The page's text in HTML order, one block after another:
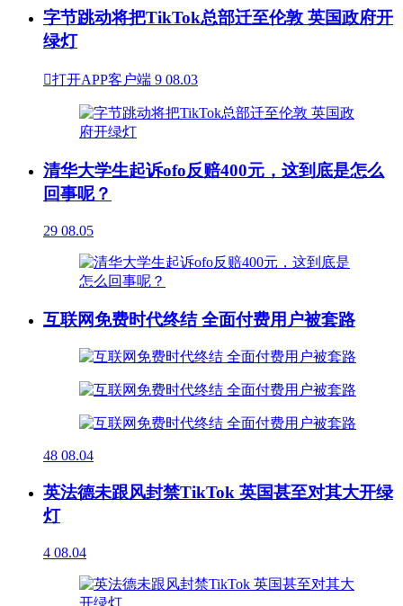
字节跳动将把TikTok总部迁至伦敦 英国政府开
绿灯
打开APP客户端 9 08.03
清华大学生起诉ofo反赔400元，这到底是怎么
回事呢？
29 08.05
互联网免费时代终结 全面付费用户被套路
48 08.04
英法德未跟风封禁TikTok 英国甚至对其大开绿
灯
4 08.04